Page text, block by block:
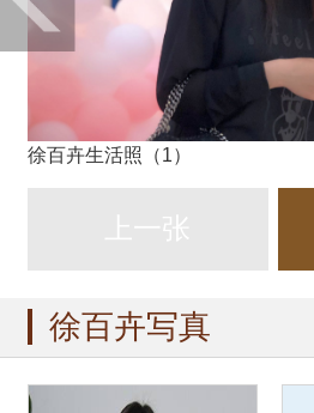
徐百卉生活照（1）
徐百卉写真